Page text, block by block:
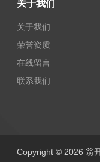
关于我们
关于我们
荣誉资质
在线留言
联系我们
Copyright © 2026 翁